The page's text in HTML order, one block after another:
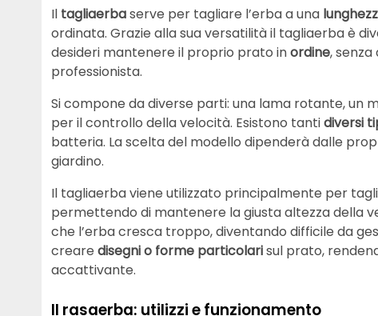
Il tagliaerbaserve per tagliare l’erba a una
ordinata. Grazie alla sua versatilità il tagliaerba è
desideri mantenere il proprio prato inordine,
professionista.
Si compone da diverse parti: una lama rotante, un
per il controllo della velocità. Esistono tantidiversi
batteria. La scelta del modello dipenderà dalle
giardino.
Il tagliaerba viene utilizzato principalmente per
permettendo di mantenere la giusta altezza della
che l’erba cresca troppo, diventando difficile da
creare disegni o forme particolarisul prato,
accattivante.
Il rasaerba: utilizzi e funzionamento